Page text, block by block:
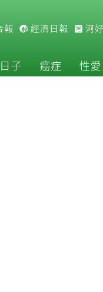
報 經濟日報 河
子 癌症 性愛